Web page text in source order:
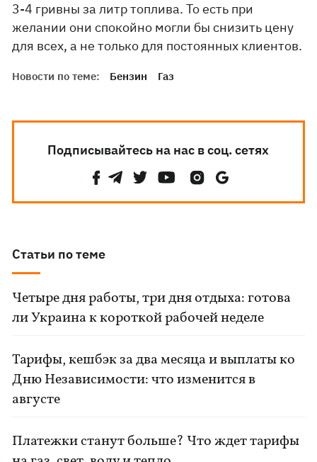
3-4 гривны за литр топлива. То есть при
желании они спокойно могли бы снизить цену
для всех, а не только для постоянных клиентов.
Новости по теме: Бензин Газ
Подписывайтесь на нас в соц. сетях
Статьи по теме
Четыре дня работы, три дня отдыха: готова
ли Украина к короткой рабочей неделе
Тарифы, кешбэк за два месяца и выплаты ко
Дню Независимости: что изменится в
августе
Платежки станут больше? Что ждет тарифы